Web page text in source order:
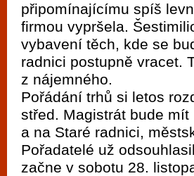
připomínajícímu spíš
firmou vypršela.
vybavení těch, kde se
radnici postupně vracet.
z nájemného.
Pořádání trhů si letos
střed. Magistrát bude
a na Staré radnici,
Pořadatelé už
začne v sobotu 28.
po moderní automaty
příležitostné hráče. V...